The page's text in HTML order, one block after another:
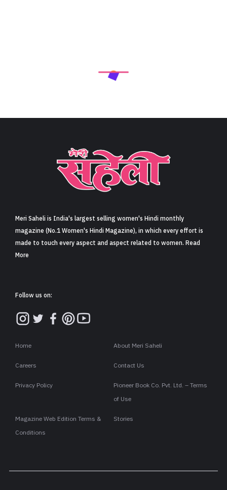
Meri Saheli is India's largest selling women's Hindi monthly
magazine (No.1 Women's Hindi Magazine), in which every effort is
made to touch every aspect and aspect related to women. Read
More
Follow us on:
Home About Meri Saheli
Careers Contact Us
Privacy Policy
Pioneer Book Co. Pvt. Ltd. – Terms
of Use
Magazine Web Edition Terms &
Conditions
Stories